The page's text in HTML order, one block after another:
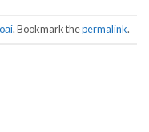
. Bookmark thepermalink.